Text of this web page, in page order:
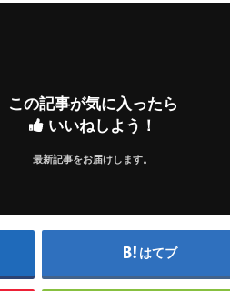
この記事が気に入ったら
いいねしよう！
最新記事をお届けします。
はてブ